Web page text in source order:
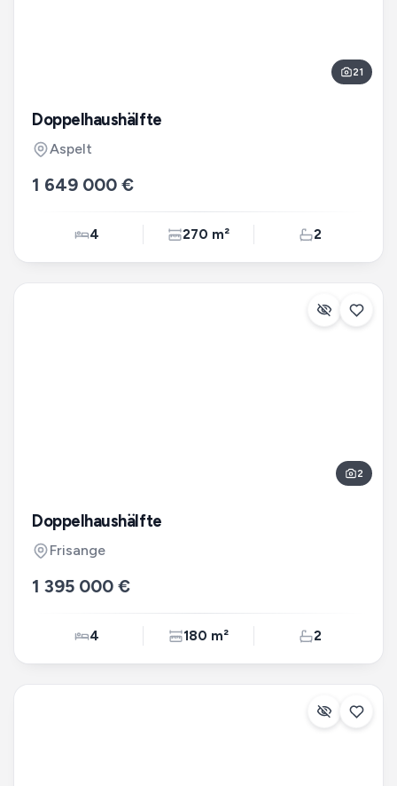
21
Doppelhaushälfte
Aspelt
1 649 000 €
4 270 m² 2
2
Doppelhaushälfte
Frisange
1 395 000 €
4 180 m² 2